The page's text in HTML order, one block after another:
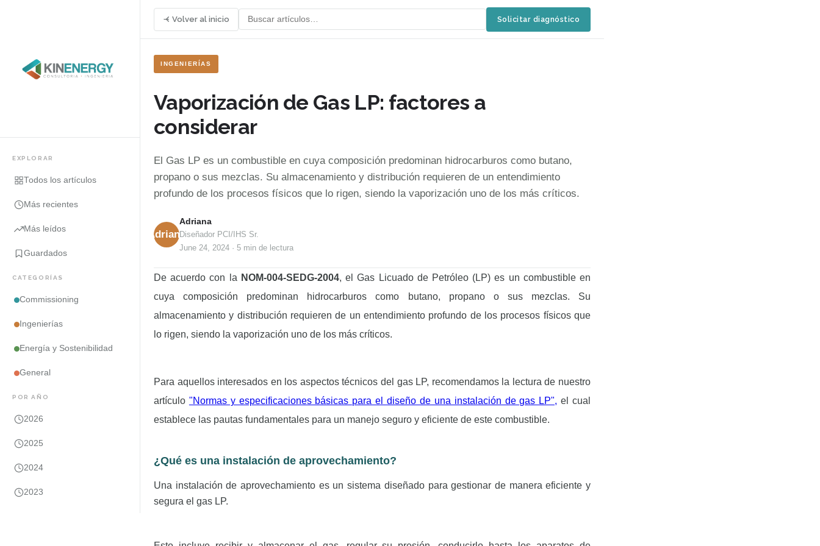
EXPLORAR
Todos los artículos
Más recientes
Más leídos
Guardados
CATEGORÍAS
Commissioning
Ingenierías
Energía y Sostenibilidad
General
POR AÑO
2026
2025
2024
2023
Volver al inicio Solicitar diagnóstico
INGENIERÍAS
Vaporización de Gas LP: factores a
considerar
El Gas LP es un combustible en cuya composición predominan hidrocarburos como butano,
propano o sus mezclas. Su almacenamiento y distribución requieren de un entendimiento
profundo de los procesos físicos que lo rigen, siendo la vaporización uno de los más críticos.
Adriana
Adriana
Diseñador PCI/IHS Sr.
June 24, 2024 · 5 min de lectura
De acuerdo con la NOM-004-SEDG-2004, el Gas Licuado de Petróleo (LP) es un combustible en
cuya composición predominan hidrocarburos como butano, propano o sus mezclas. Su
almacenamiento y distribución requieren de un entendimiento profundo de los procesos físicos que
lo rigen, siendo la vaporización uno de los más críticos.
Para aquellos interesados en los aspectos técnicos del gas LP, recomendamos la lectura de nuestro
artículo "Normas y especificaciones básicas para el diseño de una instalación de gas LP", el cual
establece las pautas fundamentales para un manejo seguro y eficiente de este combustible.
¿Qué es una instalación de aprovechamiento?
Una instalación de aprovechamiento es un sistema diseñado para gestionar de manera eficiente y
segura el gas LP.